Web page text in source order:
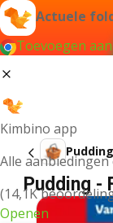
Actuele
Toevoegen
Kimbino app
Alle
(14,1K
Openen
Pudding
Pudding -